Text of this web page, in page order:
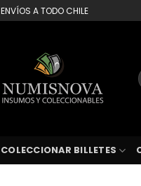
ENVÍOS A TODO CHILE
COLECCIONAR BILLETES